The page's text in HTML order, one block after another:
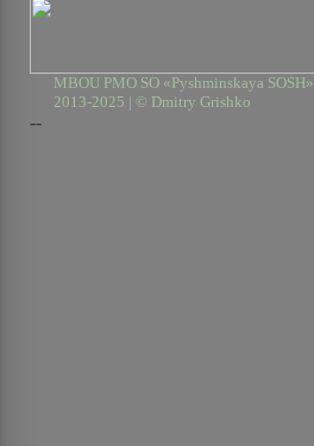
MBOU PMO SO «Pyshminskaya SOSH»
2013-2025 | © Dmitry Grishko
--